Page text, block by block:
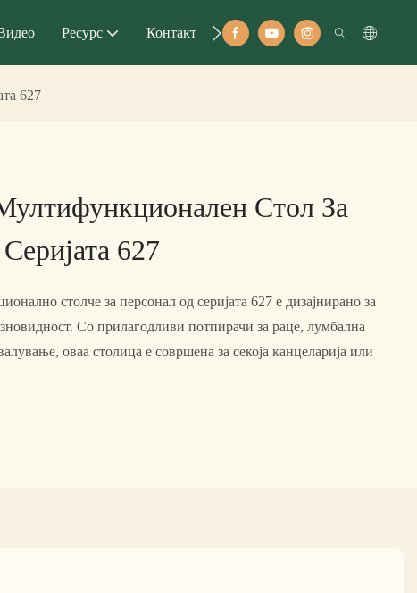
Ресурс Контакт
627
Стол За
627
столче за персонал од серијата 627 е дизајнирано за
Со прилагодливи потпирачи за раце, лумбална
оваа столица е совршена за секоја канцеларија или